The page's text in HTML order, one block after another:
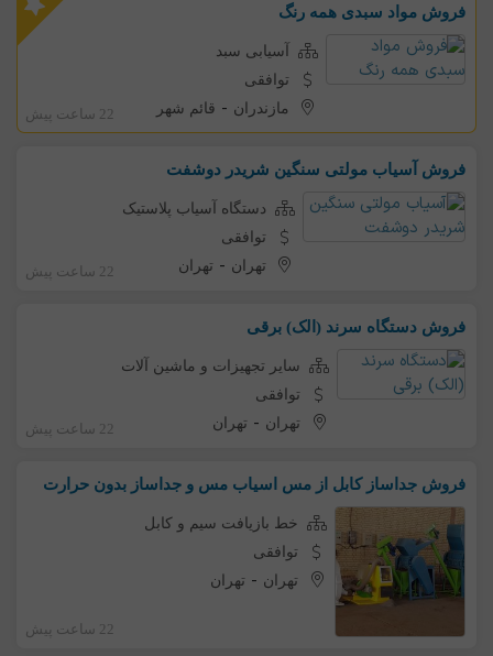
فروش مواد سبدی همه رنگ
آسیابی سبد
توافقی
مازندران - قائم شهر 22 ساعت پیش
فروش آسیاب مولتی سنگین شریدر دوشفت
دستگاه آسیاب پلاستیک
توافقی
تهران -تهران 22 ساعت پیش
فروش دستگاه سرند (الک) برقی
سایر تجهیزات و ماشین آلات
توافقی
تهران - تهران 22 ساعت پیش
فروش جداساز کابل از مس اسیاب مس و جداساز بدون حرارت
خط بازیافت سیم و کابل
توافقی
تهران - تهران
22 ساعت پیش